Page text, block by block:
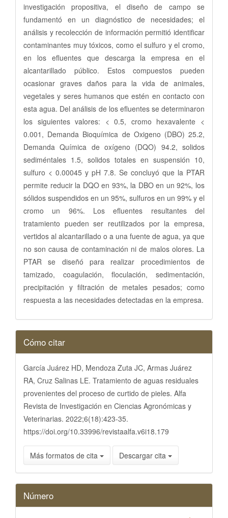
investigación propositiva, el diseño de campo se
fundamentó en un diagnóstico de necesidades; el
análisis y recolección de información permitió identificar
contaminantes muy tóxicos, como el sulfuro y el cromo,
en los efluentes que descarga la empresa en el
alcantarillado público. Estos compuestos pueden
ocasionar graves daños para la vida de animales,
vegetales y seres humanos que estén en contacto con
esta agua. Del análisis de los efluentes se determinaron
los siguientes valores: < 0.5, cromo hexavalente <
0.001, Demanda Bioquímica de Oxigeno (DBO) 25.2,
Demanda Química de oxígeno (DQO) 94.2, solidos
sediméntales 1.5, solidos totales en suspensión 10,
sulfuro < 0.00045 y pH 7.8. Se concluyó que la PTAR
permite reducir la DQO en 93%, la DBO en un 92%, los
sólidos suspendidos en un 95%, sulfuros en un 99% y el
cromo un 96%. Los efluentes resultantes del
tratamiento pueden ser reutilizados por la empresa,
vertidos al alcantarillado o a una fuente de agua, ya que
no son causa de contaminación ni de malos olores. La
PTAR se diseñó para realizar procedimientos de
tamizado, coagulación, floculación, sedimentación,
precipitación y filtración de metales pesados; como
respuesta a las necesidades detectadas en la empresa.
Detalles
del
artículo
Cómo citar
García Juárez HD, Mendoza Zuta JC, Armas Juárez
RA, Cruz Salinas LE. Tratamiento de aguas residuales
provenientes del proceso de curtido de pieles. Alfa
Revista de Investigación en Ciencias Agronómicas y
Veterinarias. 2022;6(18):423-35.
https://doi.org/10.33996/revistaalfa.v6i18.179
Más formatos de cita Descargar cita
Número